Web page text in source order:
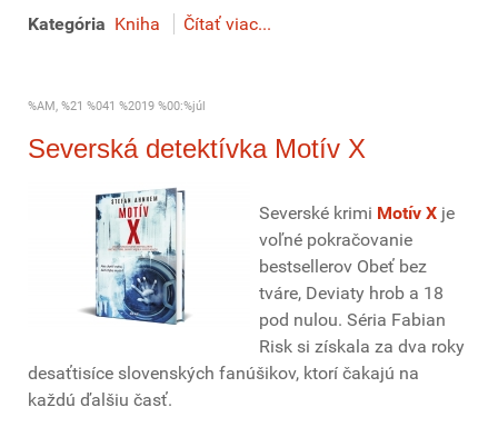
Kategória Kniha Čítať viac...
%AM, %21 %041 %2019 %00:%júl
Severská detektívka Motív X
Severské krimi Motív X je
voľné pokračovanie
bestsellerov Obeť bez
tváre, Deviaty hrob a 18
pod nulou. Séria Fabian
Risk si získala za dva roky
desaťtisíce slovenských fanúšikov, ktorí čakajú na
každú ďalšiu časť.